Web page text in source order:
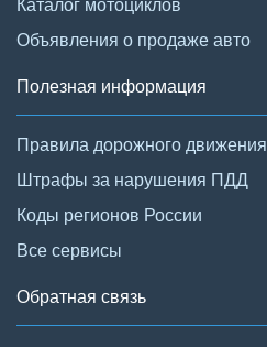
Объявления о продаже авто
Полезная информация
Правила дорожного движения
Штрафы за нарушения ПДД
Коды регионов России
Все сервисы
Обратная связь